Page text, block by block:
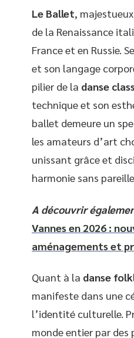
Le Ballet,
de la Renaissance
France et en Russie.
et son langage
pilier de la danse
technique et son
ballet demeure un
les amateurs d’art
unissant grâce et
harmonie sans
A découvrir
Vannes en 2026 :
aménagements et
Quant à la danse
manifeste dans une
l’identité culturelle.
monde entier par des